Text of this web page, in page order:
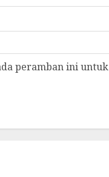
peramban ini untuk